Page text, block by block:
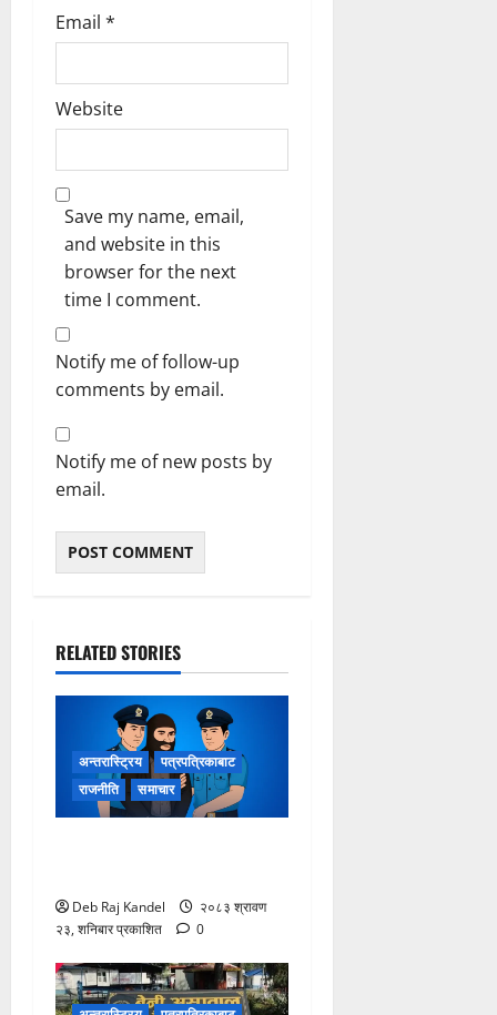
Email *
Website
Save my name, email,
and website in this
browser for the next
time I comment.
Notify me of follow-up
comments by email.
Notify me of new posts by
email.
RELATED STORIES
अन्तरास्ट्रिय
पत्रपत्रिकाबाट
राजनीति
समाचार
Deb Raj Kandel
२०८३ श्रावण
२३, शनिबार प्रकाशित
0